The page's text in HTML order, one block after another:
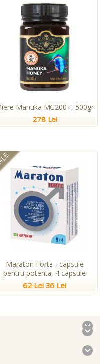
Manuka MG200+, 500gr
278 Lei
Maraton Forte - capsule
pentru potenta, 4 capsule
62 Lei 36 Lei